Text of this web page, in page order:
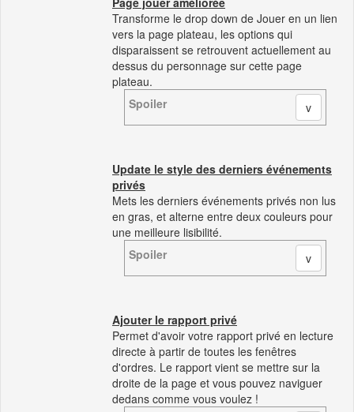
Transforme le drop down de Jouer en un lien
vers la page plateau, les options qui
disparaissent se retrouvent actuellement au
dessus du personnage sur cette page
plateau.
Spoiler
Update le style des derniers événements
privés
Mets les derniers événements privés non lus
en gras, et alterne entre deux couleurs pour
une meilleure lisibilité.
Spoiler
Ajouter le rapport privé
Permet d'avoir votre rapport privé en lecture
directe à partir de toutes les fenêtres
d'ordres. Le rapport vient se mettre sur la
droite de la page et vous pouvez naviguer
dedans comme vous voulez !